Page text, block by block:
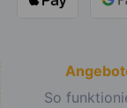
So